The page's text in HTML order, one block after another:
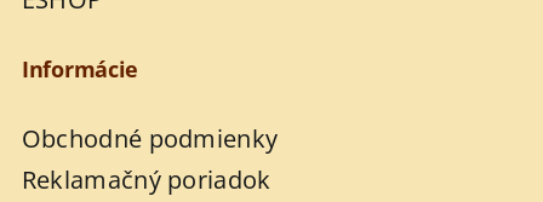
Informácie
Obchodné podmienky
Reklamačný poriadok